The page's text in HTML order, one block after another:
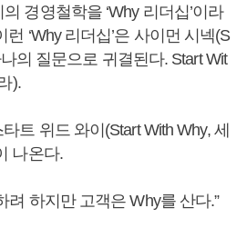
경영철학을 ‘Why 리더십’이라
‘Why 리더십’은 사이먼 시넥(S
의 질문으로 귀결된다. Start Wit
).
트 위드 와이(Start With Why, 세
나온다.
려 하지만 고객은 Why를 산다.”